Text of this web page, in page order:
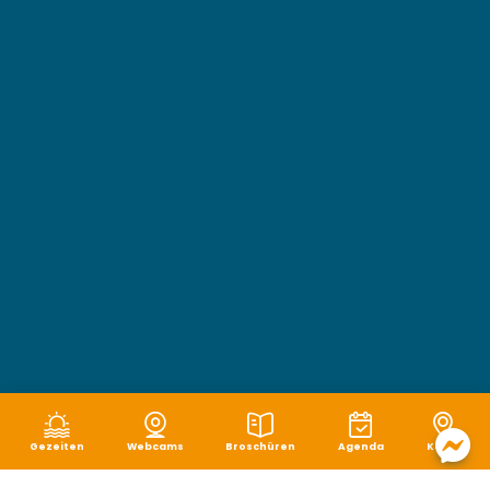
Gezeiten Webcams Broschüren Agenda Karte